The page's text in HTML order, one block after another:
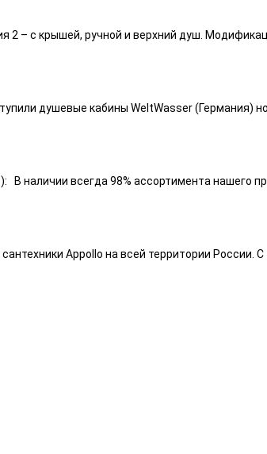
– с крышей, ручной и верхний душ.
душевые кабины WeltWasser (Германия)
наличии всегда 98% ассортимента нашего
Appollo на всей территории